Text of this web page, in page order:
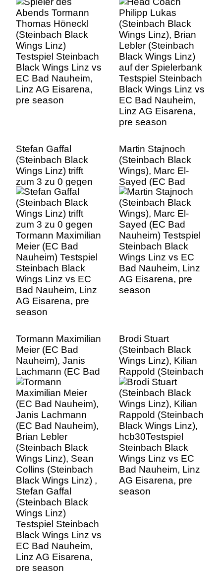
Testspiel Steinbach
Black Wings Linz vs
EC Bad Nauheim,
Linz AG Eisarena,
pre season
(Steinbach Black
Wings Linz) auf der
Spielerbank
Testspiel Steinbach
Black Wings Linz vs
EC Bad Nauheim,
Linz AG Eisarena,
pre season
Stefan Gaffal
(Steinbach Black
Wings Linz) trifft
zum 3 zu 0 gegen
Tormann Maximilian
Meier (EC Bad
Nauheim) Testspiel
Steinbach Black
Wings Linz vs EC
Bad Nauheim, Linz
AG Eisarena, pre
season
Martin Stajnoch
(Steinbach Black
Wings), Marc El-
Sayed (EC Bad
Nauheim) Testspiel
Steinbach Black
Wings Linz vs EC
Bad Nauheim, Linz
AG Eisarena, pre
season
Tormann Maximilian
Meier (EC Bad
Nauheim), Janis
Lachmann (EC Bad
Nauheim), Brian
Lebler (Steinbach
Black Wings Linz),
Sean Collins
(Steinbach Black
Wings Linz) , Stefan
Gaffal (Steinbach
Black Wings Linz)
Testspiel Steinbach
Black Wings Linz vs
EC Bad Nauheim,
Linz AG Eisarena,
pre season
Brodi Stuart
(Steinbach Black
Wings Linz), Kilian
Rappold (Steinbach
Black Wings Linz),
hcb30Testspiel
Steinbach Black
Wings Linz vs EC
Bad Nauheim, Linz
AG Eisarena, pre
season